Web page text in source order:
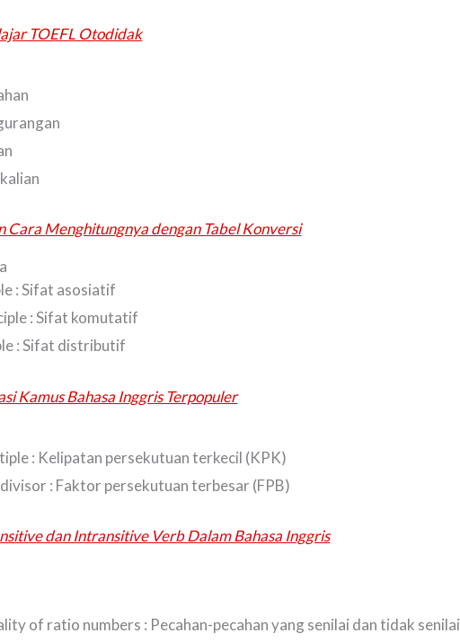
TOEFL Otodidak
Cara Menghitungnya dengan Tabel Konversi
: Sifat asosiatif
: Sifat komutatif
: Sifat distributif
Kamus Bahasa Inggris Terpopuler
: Kelipatan persekutuan terkecil (KPK)
: Faktor persekutuan terbesar (FPB)
dan Intransitive Verb Dalam Bahasa Inggris
of ratio numbers : Pecahan-pecahan yang senilai dan tidak senilai